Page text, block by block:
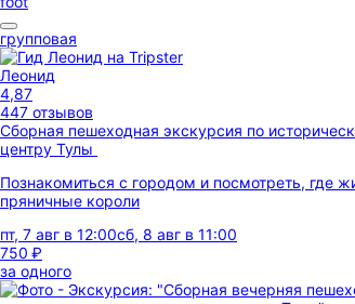
групповая
Леонид
4,87
447 отзывов
Сборная пешеходная экскурсия по
центру Тулы
Познакомиться с городом и посмотреть, где
пряничные короли
пт, 7 авг в 12:00сб, 8 авг в 11:00
750 ₽
за одного